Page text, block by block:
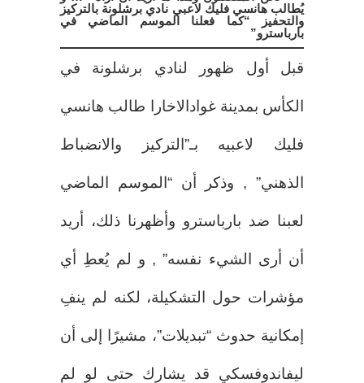
يُطالب هانسي فليك لاعبي نادي برشلونة بالتركيز
والتحفيز “كما فعلنا الموسم الماضي في
بارباسترو”
قبل أول ظهور لنادي برشلونة في
الكأس بمدينة غوادالاخارا طالب هانسي
فليك لاعبيه بـ”التركيز والانضباط
الذهني” , وذكر أن “الموسم الماضي
لعبنا ضد بارباسترو وأظهرنا ذلك، أريد
أن أرى الشيء نفسه” , و لم يُعطِ أي
مؤشرات حول التشكيلة، لكنه لم ينفِ
إمكانية حدوث “تبديلات”، مشيرًا إلى أن
ليفاندوفسكي قد يشارك حتى لو لم